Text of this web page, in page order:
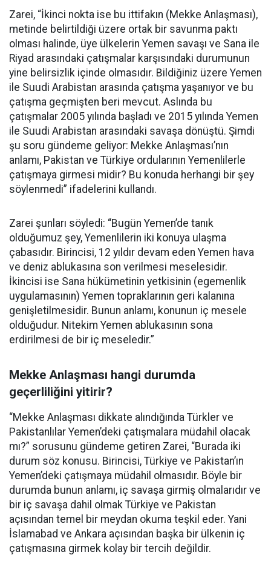
Zarei, “İkinci nokta ise bu ittifakın (Mekke Anlaşması),
metinde belirtildiği üzere ortak bir savunma paktı
olması halinde, üye ülkelerin Yemen savaşı ve Sana ile
Riyad arasındaki çatışmalar karşısındaki durumunun
yine belirsizlik içinde olmasıdır. Bildiğiniz üzere Yemen
ile Suudi Arabistan arasında çatışma yaşanıyor ve bu
çatışma geçmişten beri mevcut. Aslında bu
çatışmalar 2005 yılında başladı ve 2015 yılında Yemen
ile Suudi Arabistan arasındaki savaşa dönüştü. Şimdi
şu soru gündeme geliyor: Mekke Anlaşması’nın
anlamı, Pakistan ve Türkiye ordularının Yemenlilerle
çatışmaya girmesi midir? Bu konuda herhangi bir şey
söylenmedi” ifadelerini kullandı.
Zarei şunları söyledi: “Bugün Yemen’de tanık
olduğumuz şey, Yemenlilerin iki konuya ulaşma
çabasıdır. Birincisi, 12 yıldır devam eden Yemen hava
ve deniz ablukasına son verilmesi meselesidir.
İkincisi ise Sana hükümetinin yetkisinin (egemenlik
uygulamasının) Yemen topraklarının geri kalanına
genişletilmesidir. Bunun anlamı, konunun iç mesele
olduğudur. Nitekim Yemen ablukasının sona
erdirilmesi de bir iç meseledir.”
Mekke Anlaşması hangi durumda
geçerliliğini yitirir?
“Mekke Anlaşması dikkate alındığında Türkler ve
Pakistanlılar Yemen’deki çatışmalara müdahil olacak
mı?” sorusunu gündeme getiren Zarei, “Burada iki
durum söz konusu. Birincisi, Türkiye ve Pakistan’ın
Yemen’deki çatışmaya müdahil olmasıdır. Böyle bir
durumda bunun anlamı, iç savaşa girmiş olmalarıdır ve
bir iç savaşa dahil olmak Türkiye ve Pakistan
açısından temel bir meydan okuma teşkil eder. Yani
İslamabad ve Ankara açısından başka bir ülkenin iç
çatışmasına girmek kolay bir tercih değildir.